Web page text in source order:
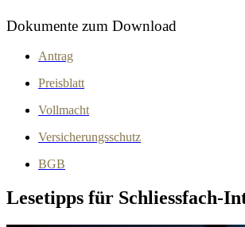
Dokumente zum Download
Antrag
Preisblatt
Vollmacht
Versicherungsschutz
BGB
Lesetipps für Schliessfach-